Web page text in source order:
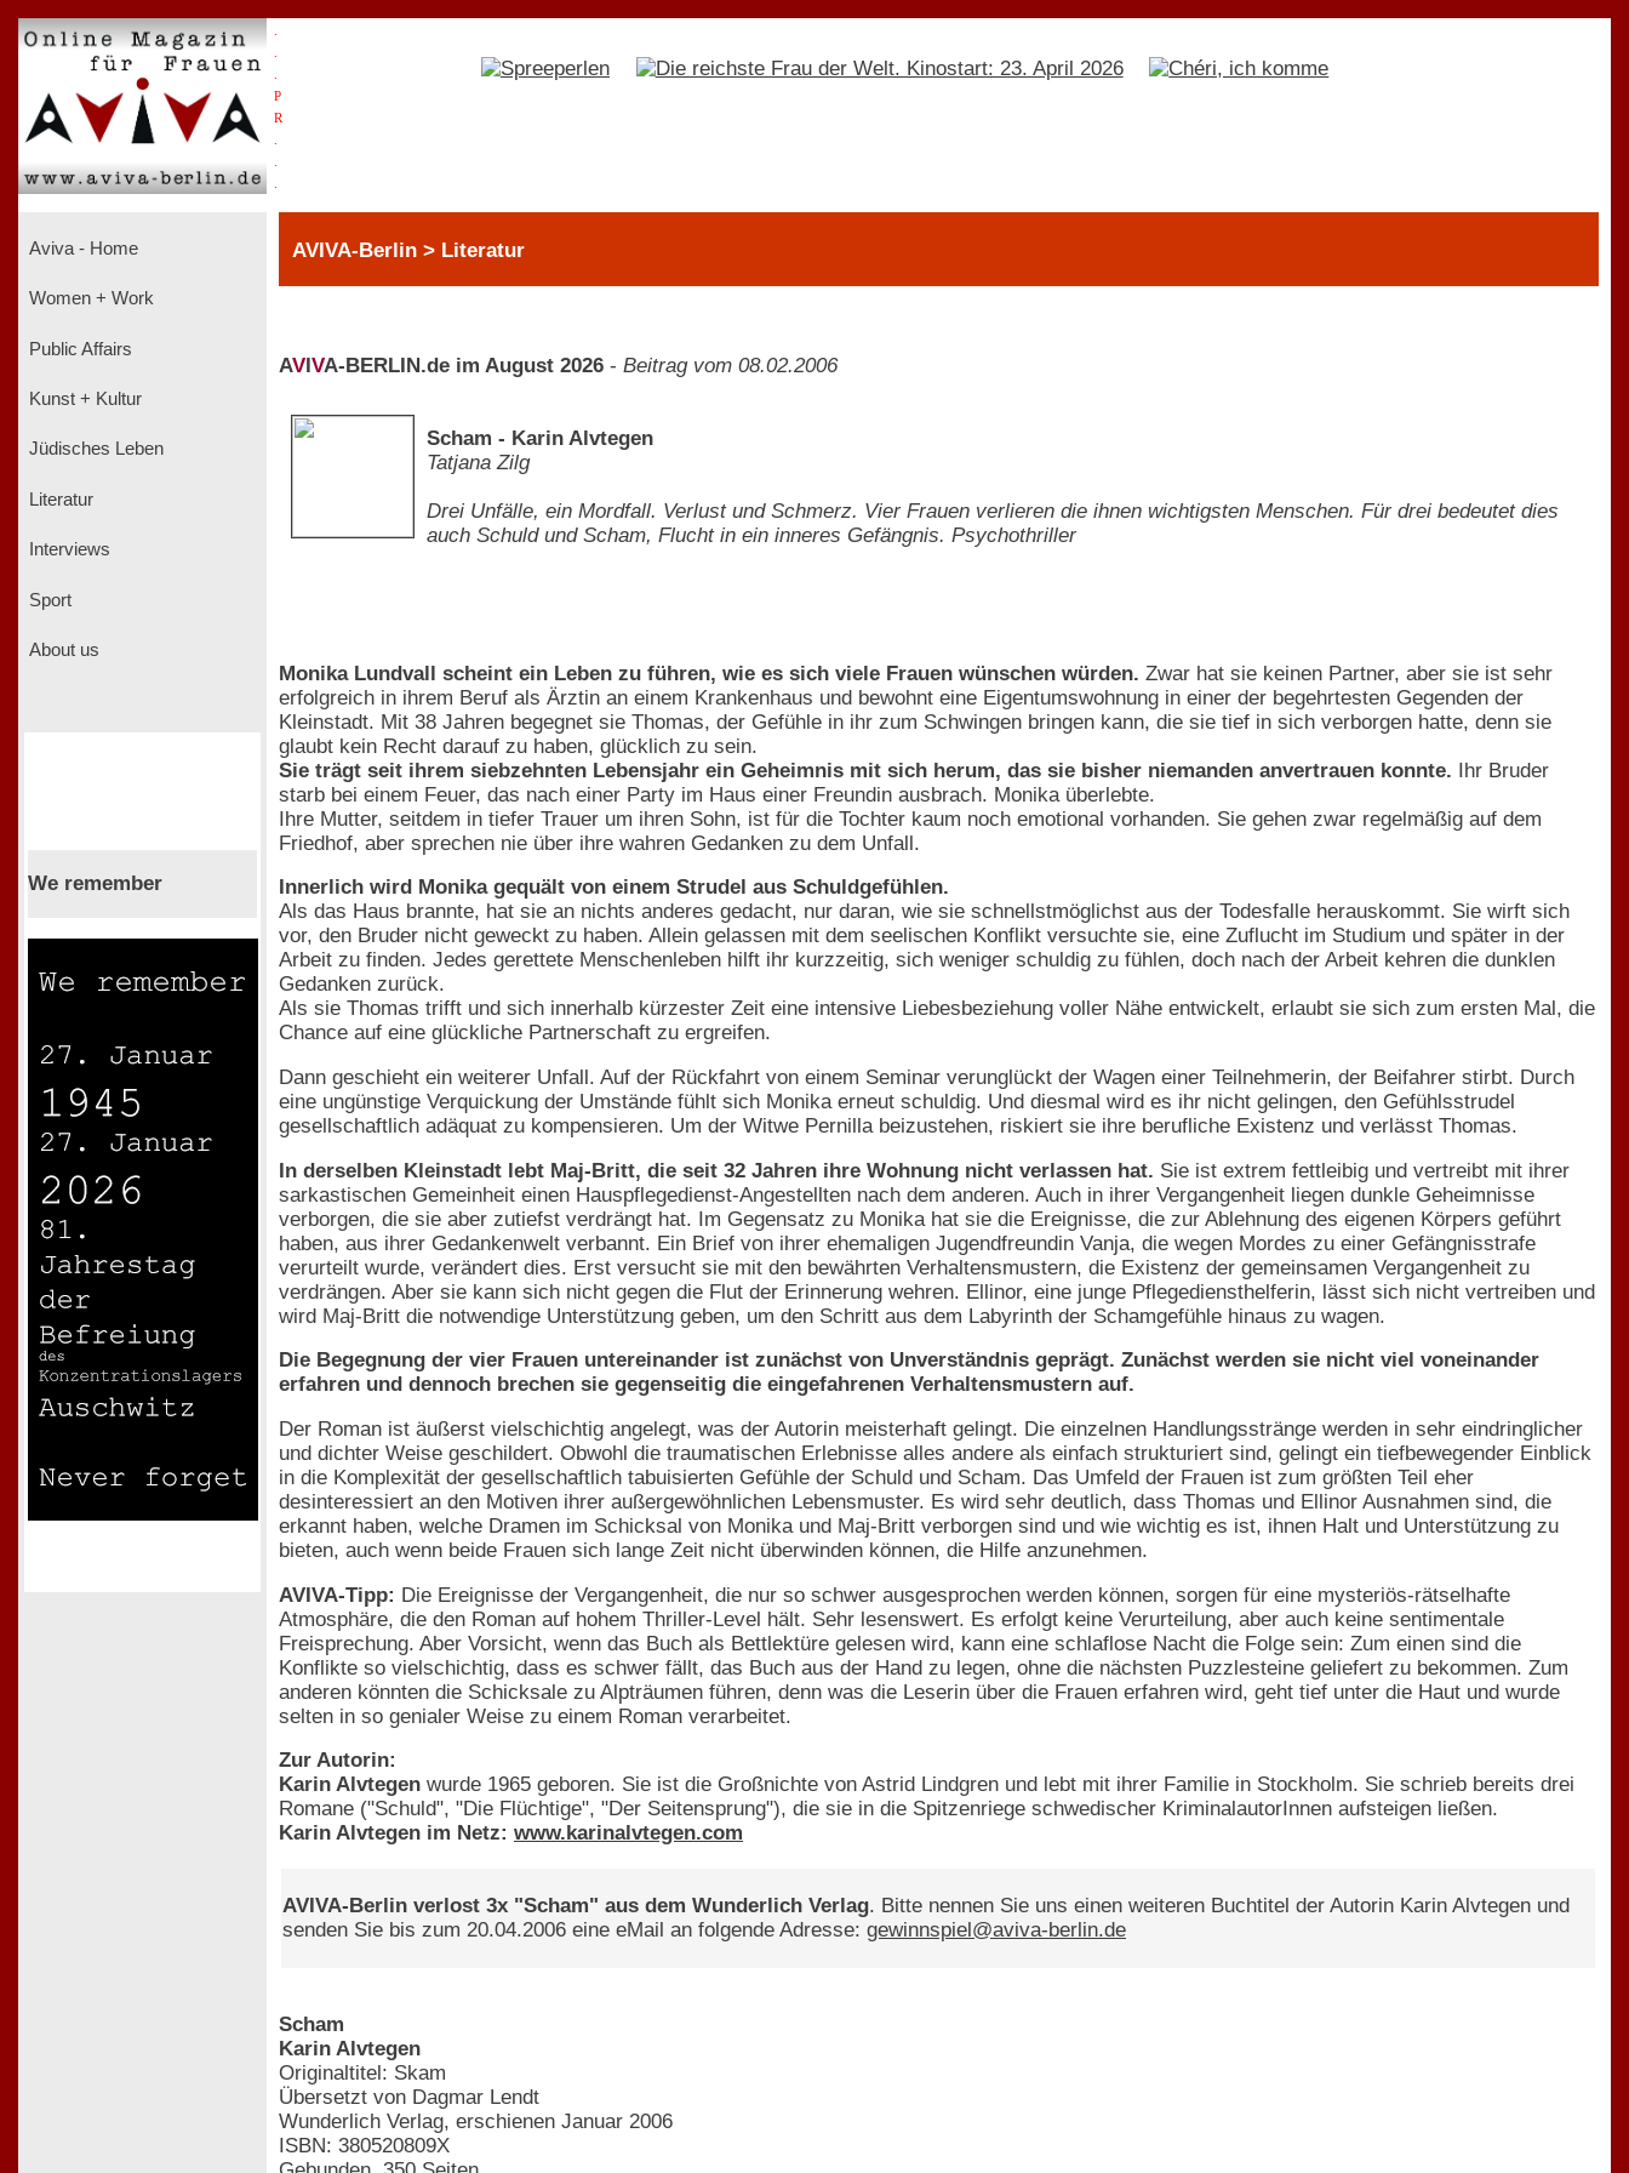
P
R
Aviva - Home
Women + Work
Public Affairs
Kunst + Kultur
Jüdisches Leben
Literatur
Interviews
Sport
About us
We remember
AVIVA-Berlin > Literatur
AV VA-BERLIN.de im August 2026 - Beitrag vom 08.02.2006
Scham - Karin Alvtegen
Tatjana Zilg
Drei Unfälle, ein Mordfall. Verlust und Schmerz. Vier Frauen verlieren die ihnen wichtigsten Menschen. Für drei bedeutet dies
auch Schuld und Scham, Flucht in ein inneres Gefängnis. Psychothriller
Monika Lundvall scheint ein Leben zu führen, wie es sich viele Frauen wünschen würden. Zwar hat sie keinen Partner, aber sie ist sehr
erfolgreich in ihrem Beruf als Ärztin an einem Krankenhaus und bewohnt eine Eigentumswohnung in einer der begehrtesten Gegenden der
Kleinstadt. Mit 38 Jahren begegnet sie Thomas, der Gefühle in ihr zum Schwingen bringen kann, die sie tief in sich verborgen hatte, denn sie
glaubt kein Recht darauf zu haben, glücklich zu sein.
Sie trägt seit ihrem siebzehnten Lebensjahr ein Geheimnis mit sich herum, das sie bisher niemanden anvertrauen konnte. Ihr Bruder
starb bei einem Feuer, das nach einer Party im Haus einer Freundin ausbrach. Monika überlebte.
Ihre Mutter, seitdem in tiefer Trauer um ihren Sohn, ist für die Tochter kaum noch emotional vorhanden. Sie gehen zwar regelmäßig auf dem
Friedhof, aber sprechen nie über ihre wahren Gedanken zu dem Unfall.
Innerlich wird Monika gequält von einem Strudel aus Schuldgefühlen.
Als das Haus brannte, hat sie an nichts anderes gedacht, nur daran, wie sie schnellstmöglichst aus der Todesfalle herauskommt. Sie wirft sich
vor, den Bruder nicht geweckt zu haben. Allein gelassen mit dem seelischen Konflikt versuchte sie, eine Zuflucht im Studium und später in der
Arbeit zu finden. Jedes gerettete Menschenleben hilft ihr kurzzeitig, sich weniger schuldig zu fühlen, doch nach der Arbeit kehren die dunklen
Gedanken zurück.
Als sie Thomas trifft und sich innerhalb kürzester Zeit eine intensive Liebesbeziehung voller Nähe entwickelt, erlaubt sie sich zum ersten Mal, die
Chance auf eine glückliche Partnerschaft zu ergreifen.
Dann geschieht ein weiterer Unfall. Auf der Rückfahrt von einem Seminar verunglückt der Wagen einer Teilnehmerin, der Beifahrer stirbt. Durch
eine ungünstige Verquickung der Umstände fühlt sich Monika erneut schuldig. Und diesmal wird es ihr nicht gelingen, den Gefühlsstrudel
gesellschaftlich adäquat zu kompensieren. Um der Witwe Pernilla beizustehen, riskiert sie ihre berufliche Existenz und verlässt Thomas.
In derselben Kleinstadt lebt Maj-Britt, die seit 32 Jahren ihre Wohnung nicht verlassen hat. Sie ist extrem fettleibig und vertreibt mit ihrer
sarkastischen Gemeinheit einen Hauspflegedienst-Angestellten nach dem anderen. Auch in ihrer Vergangenheit liegen dunkle Geheimnisse
verborgen, die sie aber zutiefst verdrängt hat. Im Gegensatz zu Monika hat sie die Ereignisse, die zur Ablehnung des eigenen Körpers geführt
haben, aus ihrer Gedankenwelt verbannt. Ein Brief von ihrer ehemaligen Jugendfreundin Vanja, die wegen Mordes zu einer Gefängnisstrafe
verurteilt wurde, verändert dies. Erst versucht sie mit den bewährten Verhaltensmustern, die Existenz der gemeinsamen Vergangenheit zu
verdrängen. Aber sie kann sich nicht gegen die Flut der Erinnerung wehren. Ellinor, eine junge Pflegediensthelferin, lässt sich nicht vertreiben und
wird Maj-Britt die notwendige Unterstützung geben, um den Schritt aus dem Labyrinth der Schamgefühle hinaus zu wagen.
Die Begegnung der vier Frauen untereinander ist zunächst von Unverständnis geprägt. Zunächst werden sie nicht viel voneinander
erfahren und dennoch brechen sie gegenseitig die eingefahrenen Verhaltensmustern auf.
Der Roman ist äußerst vielschichtig angelegt, was der Autorin meisterhaft gelingt. Die einzelnen Handlungsstränge werden in sehr eindringlicher
und dichter Weise geschildert. Obwohl die traumatischen Erlebnisse alles andere als einfach strukturiert sind, gelingt ein tiefbewegender Einblick
in die Komplexität der gesellschaftlich tabuisierten Gefühle der Schuld und Scham. Das Umfeld der Frauen ist zum größten Teil eher
desinteressiert an den Motiven ihrer außergewöhnlichen Lebensmuster. Es wird sehr deutlich, dass Thomas und Ellinor Ausnahmen sind, die
erkannt haben, welche Dramen im Schicksal von Monika und Maj-Britt verborgen sind und wie wichtig es ist, ihnen Halt und Unterstützung zu
bieten, auch wenn beide Frauen sich lange Zeit nicht überwinden können, die Hilfe anzunehmen.
AVIVA-Tipp: Die Ereignisse der Vergangenheit, die nur so schwer ausgesprochen werden können, sorgen für eine mysteriös-rätselhafte
Atmosphäre, die den Roman auf hohem Thriller-Level hält. Sehr lesenswert. Es erfolgt keine Verurteilung, aber auch keine sentimentale
Freisprechung. Aber Vorsicht, wenn das Buch als Bettlektüre gelesen wird, kann eine schlaflose Nacht die Folge sein: Zum einen sind die
Konflikte so vielschichtig, dass es schwer fällt, das Buch aus der Hand zu legen, ohne die nächsten Puzzlesteine geliefert zu bekommen. Zum
anderen könnten die Schicksale zu Alpträumen führen, denn was die Leserin über die Frauen erfahren wird, geht tief unter die Haut und wurde
selten in so genialer Weise zu einem Roman verarbeitet.
Zur Autorin:
Karin Alvtegen wurde 1965 geboren. Sie ist die Großnichte von Astrid Lindgren und lebt mit ihrer Familie in Stockholm. Sie schrieb bereits drei
Romane ("Schuld", "Die Flüchtige", "Der Seitensprung"), die sie in die Spitzenriege schwedischer KriminalautorInnen aufsteigen ließen.
Karin Alvtegen im Netz: www.karinalvtegen.com
AVIVA-Berlin verlost 3x "Scham" aus dem Wunderlich Verlag. Bitte nennen Sie uns einen weiteren Buchtitel der Autorin Karin Alvtegen und
senden Sie bis zum 20.04.2006 eine eMail an folgende Adresse: gewinnspiel@aviva-berlin.de
Scham
Karin Alvtegen
Originaltitel: Skam
Übersetzt von Dagmar Lendt
Wunderlich Verlag, erschienen Januar 2006
ISBN: 380520809X